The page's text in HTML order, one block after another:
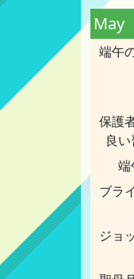
May
端午
保護
良
端
ブラ
ジョ